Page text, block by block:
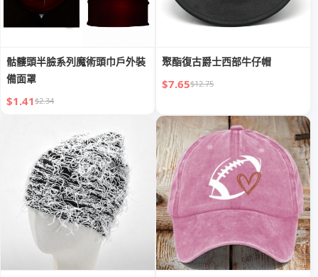
骷髏頭半臉系列魔術頭巾戶外裝
備面罩
$1.41$2.34
聚酯復古爵士西部牛仔帽
$7.65$12.75